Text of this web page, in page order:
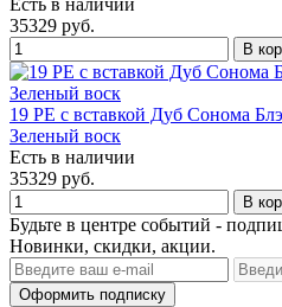
Есть в наличии
35329 руб.
В
19 PE с вставкой Дуб Сонома
Зеленый воск
Есть в наличии
35329 руб.
В
Будьте в центре событий -
Новинки, скидки, акции.
Оформить подписку